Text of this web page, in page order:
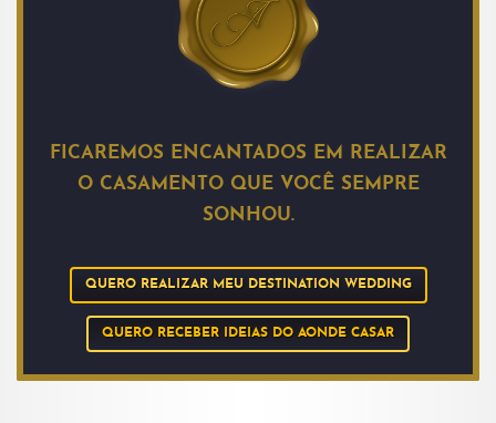
FICAREMOS ENCANTADOS EM REALIZAR
O CASAMENTO QUE VOCÊ SEMPRE
SONHOU.
QUERO REALIZAR MEU DESTINATION WEDDING
QUERO RECEBER IDEIAS DO AONDE CASAR